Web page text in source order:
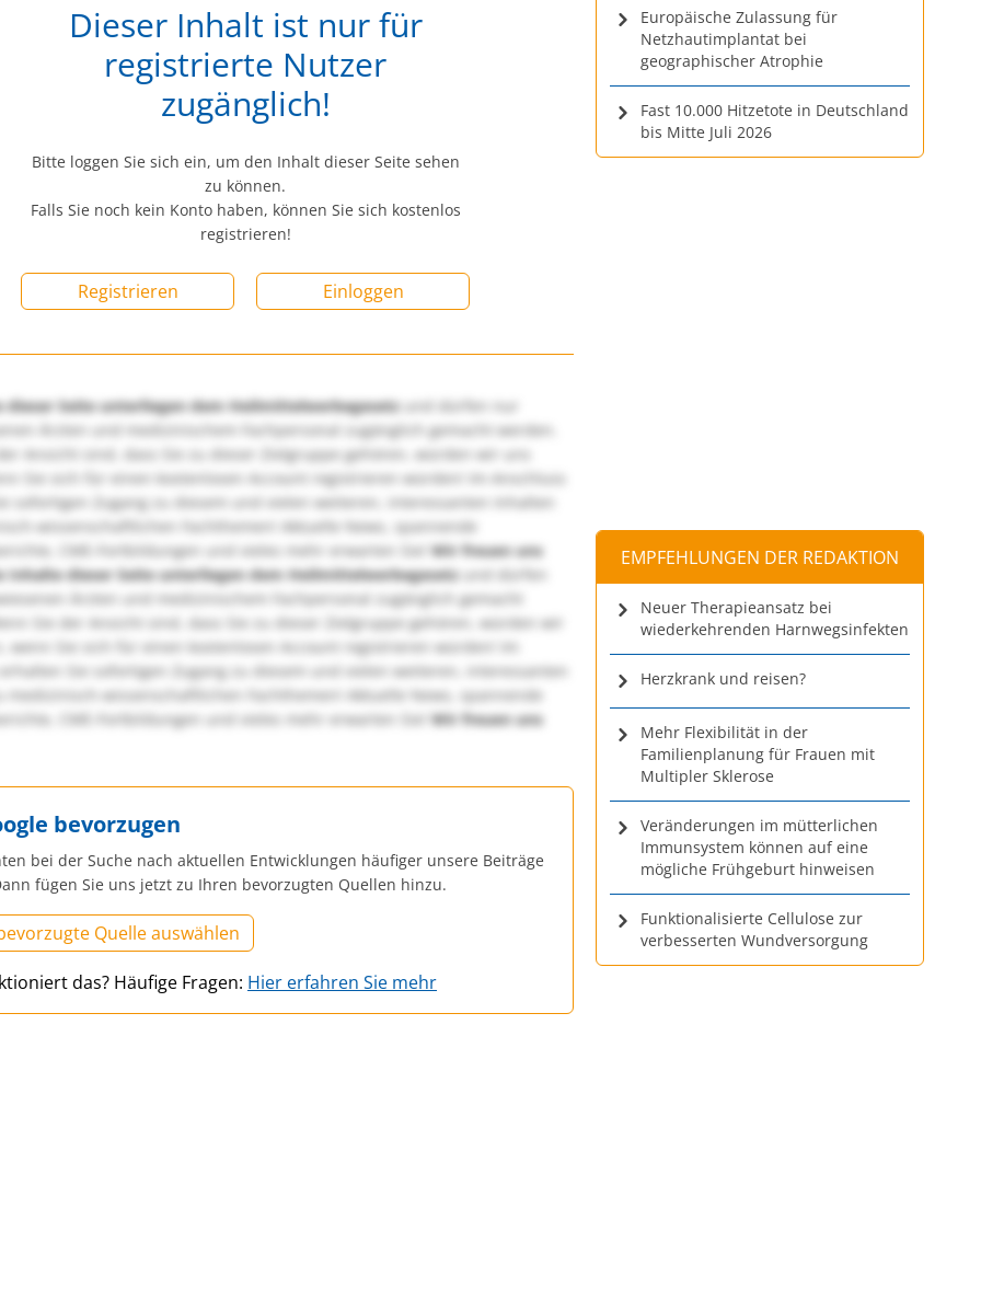
Dieser Inhalt ist nur für
registrierte Nutzer
zugänglich!
Bitte loggen Sie sich ein, um den Inhalt dieser Seite sehen
zu können.
Falls Sie noch kein Konto haben, können Sie sich kostenlos
registrieren!
Registrieren Einloggen
dieser Seite unterliegen dem Heilmittelwerbegesetzund dürfen nur
Ärzten und medizinischem Fachpersonal zugänglich gemacht werden.
Ansicht sind, dass Sie zu dieser Zielgruppe gehören, würden wir uns
Sie sich für einen kostenlosen Account registrieren würden! Im Anschluss
sofortigen Zugang zu diesem und vielen weiteren, interessanten Inhalten
wissenschaftlichen Fachthemen! Aktuelle News, spannende
CME-Fortbildungen und vieles mehr erwarten Sie!Wir freuen uns
Inhalte dieser Seite unterliegen dem Heilmittelwerbegesetzund dürfen
Ärzten und medizinischem Fachpersonal zugänglich gemacht
Sie der Ansicht sind, dass Sie zu dieser Zielgruppe gehören, würden wir
wenn Sie sich für einen kostenlosen Account registrieren würden! Im
Sie sofortigen Zugang zu diesem und vielen weiteren, interessanten
medizinisch-wissenschaftlichen Fachthemen! Aktuelle News, spannende
CME-Fortbildungen und vieles mehr erwarten Sie! Wir freuen uns
bevorzugen
bei der Suche nach aktuellen Entwicklungen häufiger unsere Beiträge
fügen Sie uns jetzt zu Ihren bevorzugten Quellen hinzu.
Quelle auswählen
das? Häufige Fragen: Hier erfahren Sie mehr
Europäische Zulassung für
Netzhautimplantat bei
geographischer Atrophie
Fast 10.000 Hitzetote in Deutschland
bis Mitte Juli 2026
EMPFEHLUNGEN DER REDAKTION
Neuer Therapieansatz bei
wiederkehrenden Harnwegsinfekten
Herzkrank und reisen?
Mehr Flexibilität in der
Familienplanung für Frauen mit
Multipler Sklerose
Veränderungen im mütterlichen
Immunsystem können auf eine
mögliche Frühgeburt hinweisen
Funktionalisierte Cellulose zur
verbesserten Wundversorgung